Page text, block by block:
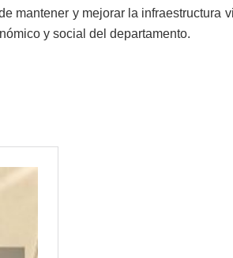
mantener y mejorar la infraestructura
y social del departamento.